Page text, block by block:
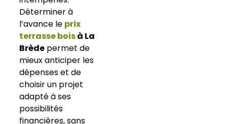
Déterminer à
l’avance le prix
terrasse boisà La
Brèdepermet de
mieux anticiper les
dépenses et de
choisir un projet
adapté à ses
possibilités
financières, sans